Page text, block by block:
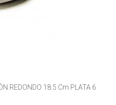
REDONDO 18.5 Cm PLATA 6